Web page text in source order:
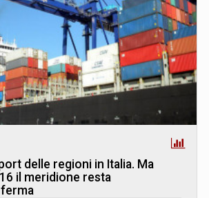
delle regioni in Italia. Ma
il meridione resta
ferma